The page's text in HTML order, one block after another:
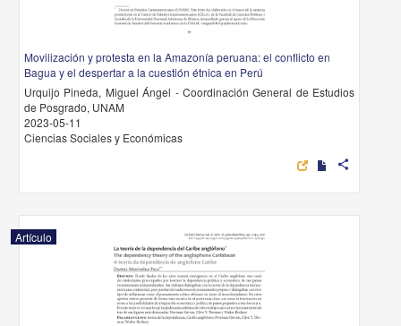
Movilización y protesta en la Amazonía peruana: el conflicto en
Bagua y el despertar a la cuestión étnica en Perú
Urquijo Pineda, Miguel Ángel - Coordinación General de Estudios
de Posgrado, UNAM
2023-05-11
Ciencias Sociales y Económicas
share
Artículo